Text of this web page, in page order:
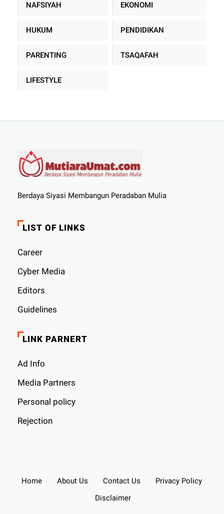
NAFSIYAH EKONOMI
HUKUM PENDIDIKAN
PARENTING TSAQAFAH
LIFESTYLE
Berdaya Siyasi Membangun Peradaban Mulia
LIST OF LINKS
Career
Cyber ​​Media
Editors
Guidelines
LINK PARNERT
Ad Info
Media Partners
Personal policy
Rejection
Home About Us Contact Us
Privacy Policy
Disclaimer